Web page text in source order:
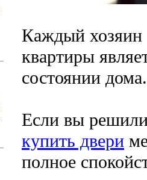
Каждый хозяин
квартиры
состоянии дома.
Если вы
купить двери
полное